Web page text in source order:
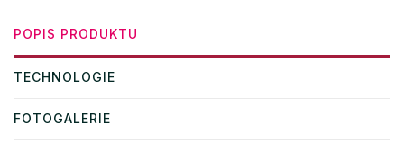
POPIS PRODUKTU
TECHNOLOGIE
FOTOGALERIE